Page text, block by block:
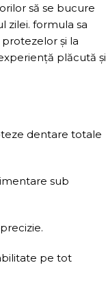
să se bucure
zilei. formula sa
și la
plăcută și
dentare totale
sub
pe tot